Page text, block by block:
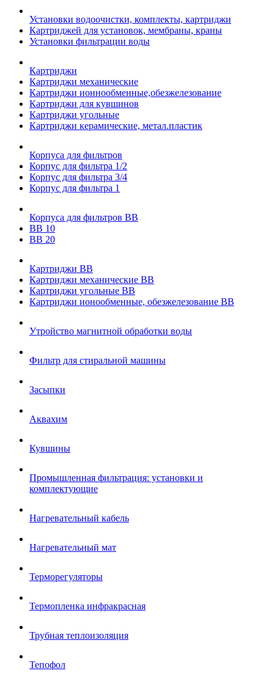
Установки водоочистки, комплекты, картриджи
Картриджей для установок, мембраны, краны
Установки фильтрации воды
Картриджи
Картриджи механические
Картриджи ионнообменные,обезжелезование
Картриджи для кувшинов
Картриджи угольные
Картриджи керамические, метал.пластик
Корпуса для фильтров
Корпус для фильтра 1/2
Корпус для фильтра 3/4
Корпус для фильтра 1
Корпуса для фильтров ВВ
ВВ 10
ВВ 20
Картриджи ВВ
Картриджи механические ВВ
Картриджи угольные ВВ
Картриджи ионообменные, обезжелезование ВВ
Утройство магнитной обработки воды
Фильтр для стиральной машины
Засыпки
Аквахим
Кувшины
Промышленная фильтрация: установки и
комплектующие
Нагревательный кабель
Нагревательный мат
Терморегуляторы
Термопленка инфракрасная
Трубная теплоизоляция
Тепофол